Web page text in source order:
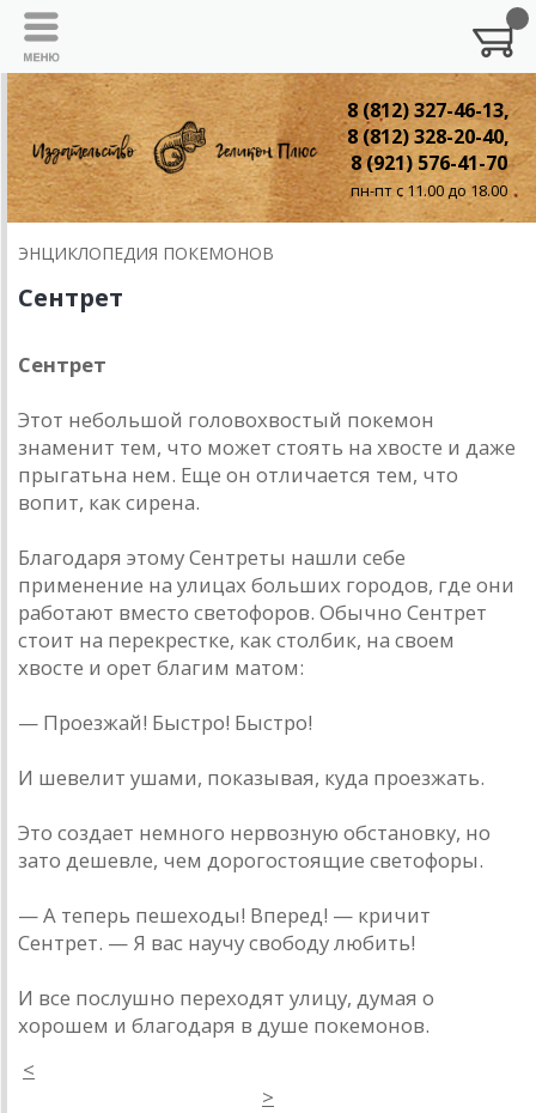
8 (812) 327-46-13,
8 (812) 328-20-40,
8 (921) 576-41-70
пн-пт с 11.00 до 18.00
ЭНЦИКЛОПЕДИЯ ПОКЕМОНОВ
Сентрет
Сентрет
Этот небольшой головохвостый покемон
знаменит тем, что может стоять на хвосте и даже
прыгатьна нем. Еще он отличается тем, что
вопит, как сирена.
Благодаря этому Сентреты нашли себе
применение на улицах больших городов, где они
работают вместо светофоров. Обычно Сентрет
стоит на перекрестке, как столбик, на своем
хвосте и орет благим матом:
— Проезжай! Быстро! Быстро!
И шевелит ушами, показывая, куда проезжать.
Это создает немного нервозную обстановку, но
зато дешевле, чем дорогостоящие светофоры.
— А теперь пешеходы! Вперед! — кричит
Сентрет. — Я вас научу свободу любить!
И все послушно переходят улицу, думая о
хорошем и благодаря в душе покемонов.
<
>